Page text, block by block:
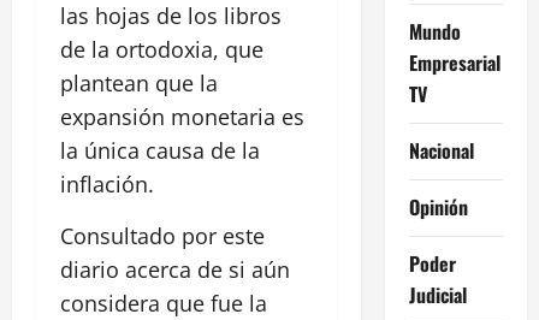
las hojas de los libros
de la ortodoxia, que
plantean que la
expansión monetaria es
la única causa de la
inflación.
Consultado por este
diario acerca de si aún
considera que fue la
Mundo
Empresarial
TV
Nacional
Opinión
Poder
Judicial